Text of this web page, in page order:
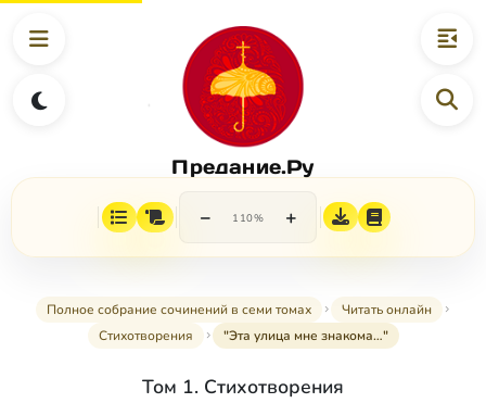
Предание.Ру
− 110% +
Полное собрание сочинений в семи томах
Читать онлайн
Стихотворения
"Эта улица мне знакома…"
Том 1. Стихотворения